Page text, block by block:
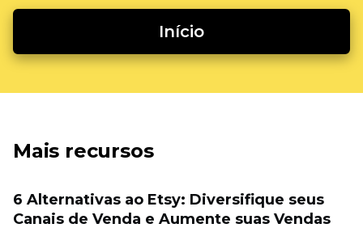
Início
Mais recursos
6 Alternativas ao Etsy: Diversifique seus
Canais de Venda e Aumente suas Vendas